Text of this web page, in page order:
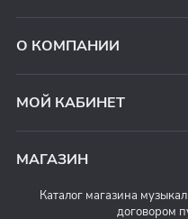
О КОМПАНИИ
МОЙ КАБИНЕТ
МАГАЗИН
Каталог магазина
договором